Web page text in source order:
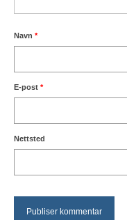
Navn *
E-post *
Nettsted